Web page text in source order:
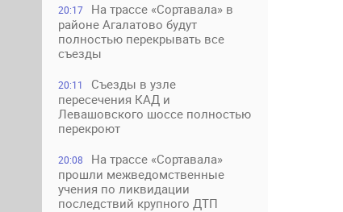
20:17
На трассе «Сортавала» в
районе Агалатово будут
полностью перекрывать все
съезды
20:11
Съезды в узле
пересечения КАД и
Левашовского шоссе полностью
перекроют
20:08
На трассе «Сортавала»
прошли межведомственные
учения по ликвидации
последствий крупного ДТП